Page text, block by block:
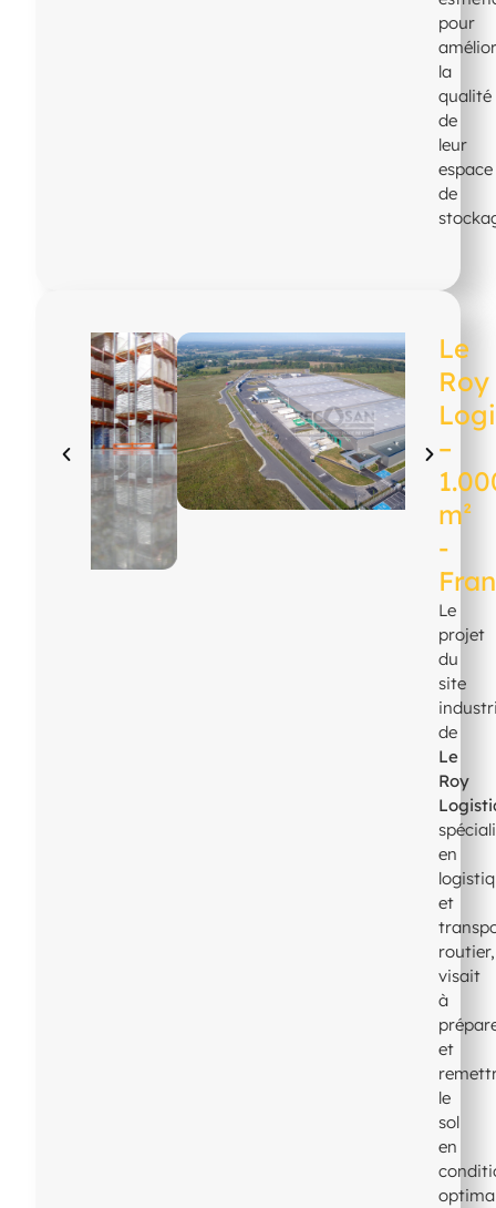
pour
la
qualité
de
leur
espace
de
Le
Roy
–
m²
-
Le
projet
du
site
de
Le
Roy
en
et
routier,
visait
à
et
le
sol
en